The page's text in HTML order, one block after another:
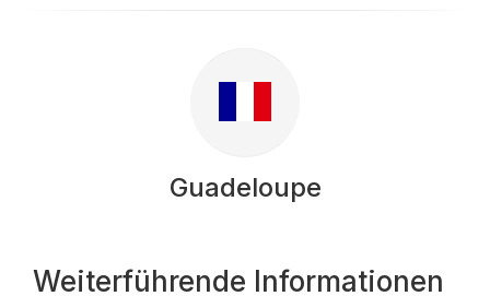
Guadeloupe
Weiterführende Informationen